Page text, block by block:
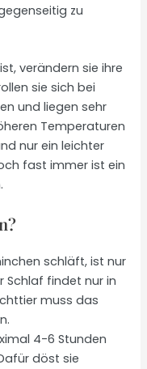
zu
verändern sie ihre
sie sich bei
und liegen sehr
Temperaturen
nur ein leichter
fast immer ist ein
schläft, ist nur
Schlaf findet nur in
muss das
4-6 Stunden
döst sie